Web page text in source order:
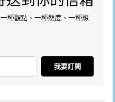
種觀點、一種態度、一種想
我要訂閱